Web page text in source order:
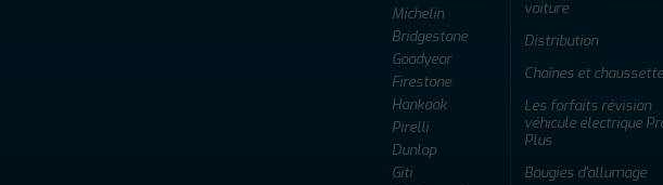
Michelin
Bridgestone
Goodyear
Firestone
Hankook
Pirelli
Dunlop
Giti
voiture
Distribution
Chaînes et
Les forfaits révision
véhicule électrique
Plus
Bougies d'allumage